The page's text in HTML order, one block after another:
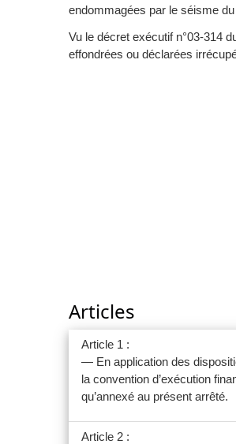
endommagées par le séisme
Vu le décret exécutif n°03-314
effondrées ou déclarées
Articles
Article 1 :
— En application des
la convention d’exécution
qu’annexé au présent arrêté.
Article 2 :